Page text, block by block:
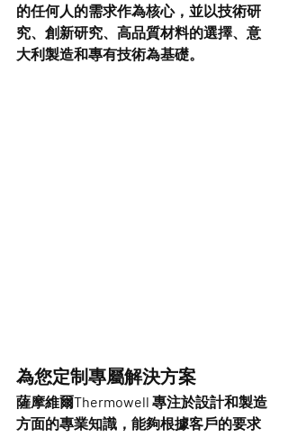
的任何人的需求作為核心，並以技術研
究、創新研究、高品質材料的選擇、意
大利製造和專有技術為基礎。
為您定制專屬解決方案
薩摩維爾Thermowell 專注於設計和製造
方面的專業知識，能夠根據客戶的要求